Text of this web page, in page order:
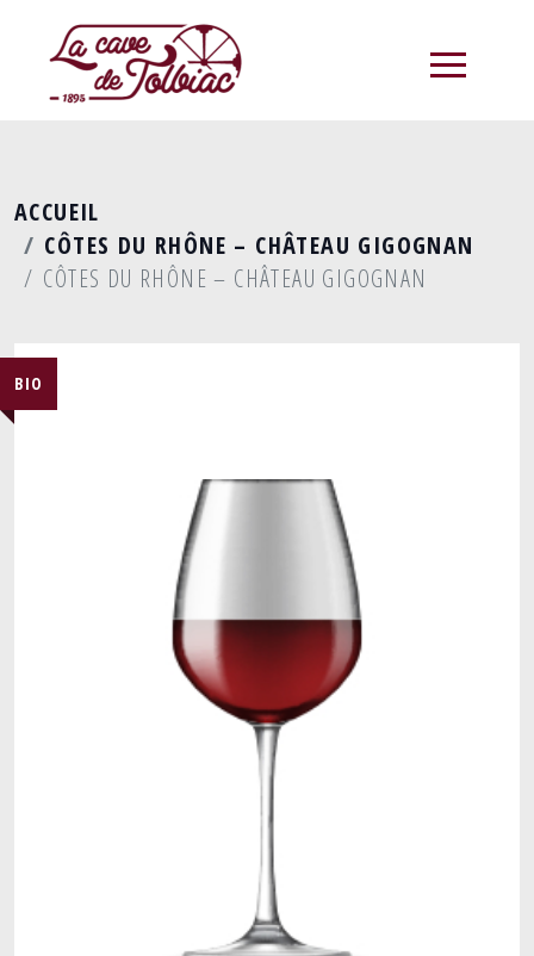
ACCUEIL
CÔTES DU RHÔNE – CHÂTEAU GIGOGNAN
CÔTES DU RHÔNE – CHÂTEAU GIGOGNAN
BIO